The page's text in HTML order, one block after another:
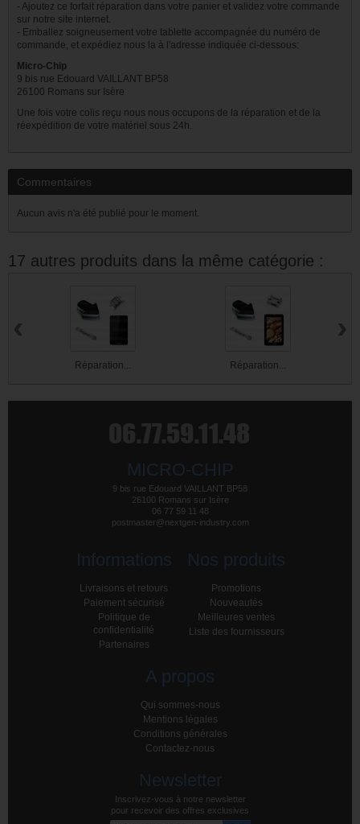
- Ajoutez ce forfait réparation dans votre panier et validez votre commande
sur notre site internet.
- Emballez soigneusement votre tablette accompagnée du numéro de
commande, et expédiez nous la à l'adresse indiquée ci-dessous:
Micro-Chip
9 bis rue Edouard VAILLANT BP58
26100 Romans sur Isère
Une fois votre colis reçu nous nous occupons de la réparation et de la
réexpédition de votre matériel sous 24h.
Commentaires
Aucun avis n'a été publié pour le moment.
17 autres produits dans la même catégorie :
Réparation... Réparation...
‹ ›
MICRO-CHIP
9 bis rue Edouard VAILLANT BP58
26100 Romans sur Isère
06 77 59 11 48
postmaster@nextgen-industry.com
Informations
Livraisons et retours
Paiement sécurisé
Politique de
confidentialité
Partenaires
Nos produits
Promotions
Nouveautés
Meilleures ventes
Liste des fournisseurs
A propos
Qui sommes-nous
Mentions légales
Conditions générales
Contactez-nous
Newsletter
Inscrivez-vous à notre newsletter
pour recevoir des offres exclusives